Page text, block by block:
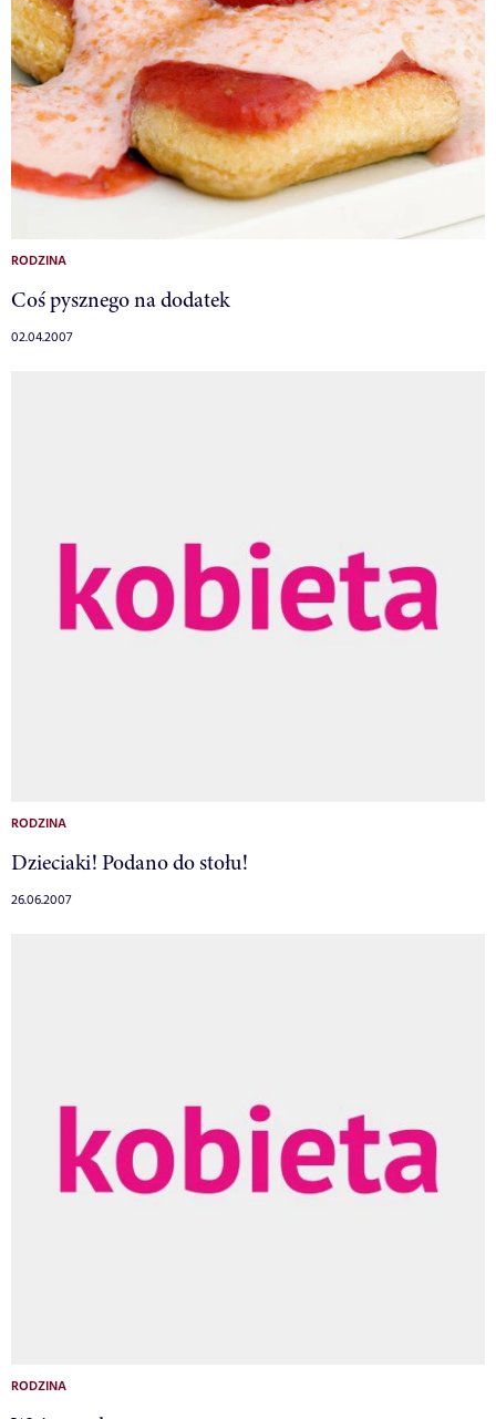
RODZINA
Coś pysznego na dodatek
02.04.2007
RODZINA
Dzieciaki! Podano do stołu!
26.06.2007
RODZINA